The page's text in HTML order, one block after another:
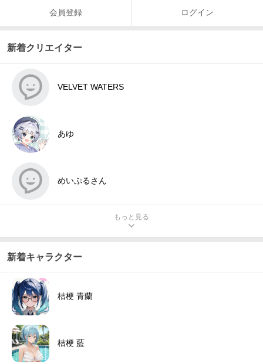
会員登録 ログイン
新着クリエイター
VELVET WATERS
あゆ
めいぷるさん
もっと見る
新着キャラクター
桔梗 青蘭
桔梗 藍